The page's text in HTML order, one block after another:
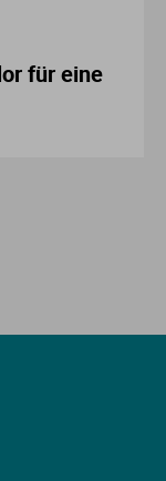
für eine